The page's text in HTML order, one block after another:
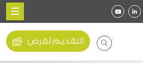
التقديم لقرض